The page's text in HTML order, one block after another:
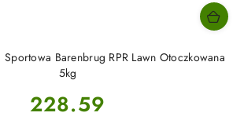
Barenbrug RPR Lawn Otoczkowana
5kg
Cena:
228.59